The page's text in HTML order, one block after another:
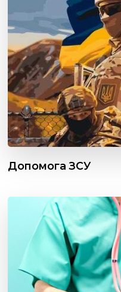
Допомога ЗСУ